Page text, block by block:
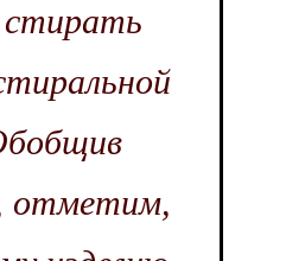
отметим,